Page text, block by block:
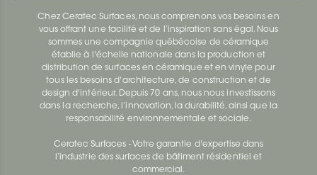
Chez Ceratec Surfaces, nous comprenons vos besoins en
vous offrant une facilité et de l’inspiration sans égal. Nous
sommes une compagnie québécoise de céramique
établie à l'échelle nationale dans la production et
distribution de surfaces en céramique et en vinyle pour
tous les besoins d'architecture, de construction et de
design d'intérieur. Depuis 70 ans, nous nous investissons
dans la recherche, l’innovation, la durabilité, ainsi que la
responsabilité environnementale et sociale.
Ceratec Surfaces - Votre garantie d'expertise dans
l’industrie des surfaces de bâtiment résidentiel et
commercial.